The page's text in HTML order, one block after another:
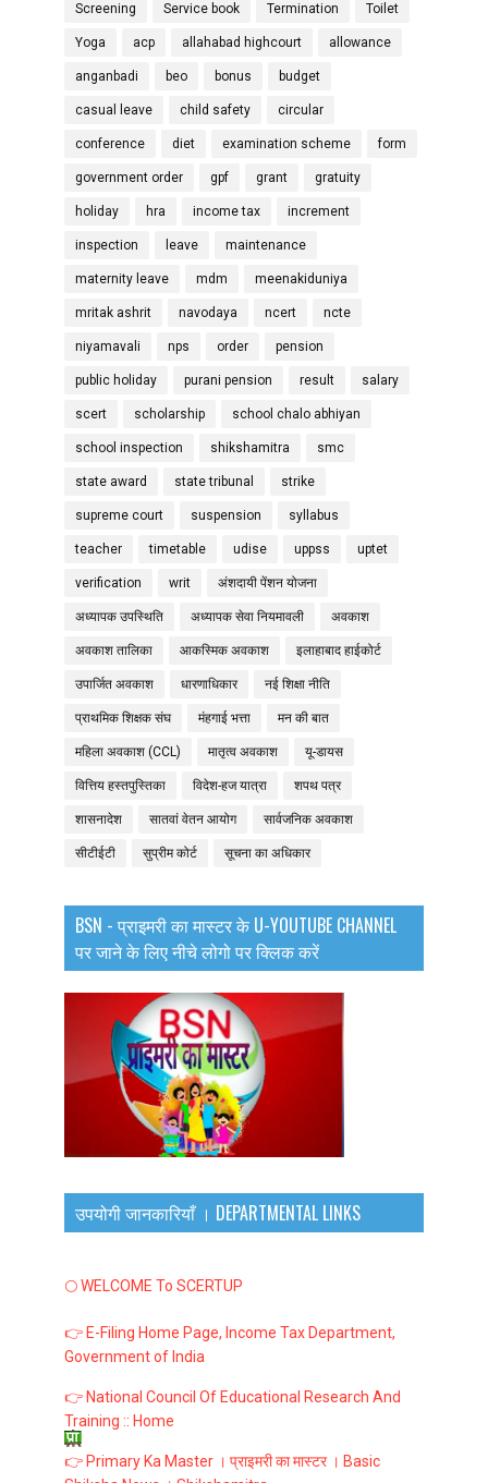
Screening Service book Termination Toilet
Yoga acp allahabad highcourt allowance
anganbadi beo bonus budget
casual leave child safety circular
conference diet examination scheme form
government order gpf grant gratuity
holiday hra income tax increment
inspection leave maintenance
maternity leave mdm meenakiduniya
mritak ashrit navodaya ncert ncte
niyamavali nps order pension
public holiday purani pension result salary
scert scholarship school chalo abhiyan
school inspection shikshamitra smc
state award state tribunal strike
supreme court suspension syllabus
teacher timetable udise uppss uptet
verification writ अंशदायी पेंशन योजना
अध्यापक उपस्थिति अध्यापक सेवा नियमावली अवकाश
अवकाश तालिका आकस्मिक अवकाश इलाहाबाद हाईकोर्ट
उपार्जित अवकाश धारणाधिकार नई शिक्षा नीति
प्राथमिक शिक्षक संघ मंहगाई भत्ता मन की बात
महिला अवकाश (CCL) मातृत्व अवकाश यू-डायस
वित्तिय हस्तपुस्तिका विदेश-हज यात्रा शपथ पत्र
शासनादेश सातवां वेतन आयोग सार्वजनिक अवकाश
सीटीईटी सुप्रीम कोर्ट सूचना का अधिकार
BSN - प्राइमरी का मास्टर के U-YOUTUBE CHANNEL
पर जाने के लिए नीचे लोगो पर क्लिक करें
उपयोगी जानकारियाँ । DEPARTMENTAL LINKS
🌕 WELCOME To SCERTUP
👉 E-Filing Home Page, Income Tax Department,
Government of India
👉 National Council Of Educational Research And
Training :: Home
👉 Primary Ka Master । प्राइमरी का मास्टर । Basic